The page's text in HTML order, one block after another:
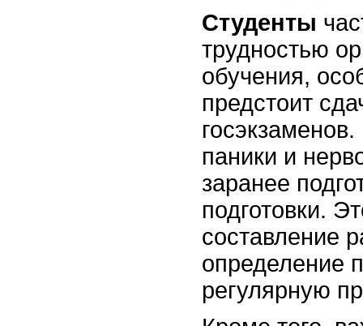
Студенты
трудностью
обучения,
предстоит
паники и
заранее
подготовки.
составление
определение
регулярную